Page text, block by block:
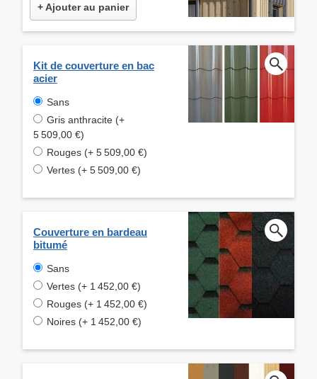
+ Ajouter au panier
Kit de couverture en bac
acier
Sans
Gris anthracite (+
5 509,00 €)
Rouges (+ 5 509,00 €)
Vertes (+ 5 509,00 €)
Couverture en bardeau
bitumé
Sans
Vertes (+ 1 452,00 €)
Rouges (+ 1 452,00 €)
Noires (+ 1 452,00 €)